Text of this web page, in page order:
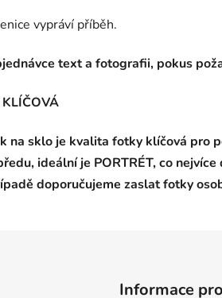
vypráví příběh.
text a fotografii, pokus
KLÍČOVÁ
na sklo je kvalita fotky klíčová pro
ideální je PORTRÉT, co
doporučujeme zaslat fotky
Informace